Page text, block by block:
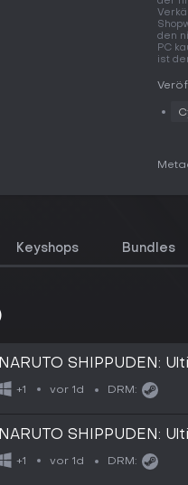
den
PC
ist
Keyshops Bundles
NARUTO SHIPPUDEN:
+1 vor 1d DRM:
NARUTO SHIPPUDEN:
+1 vor 1d DRM: